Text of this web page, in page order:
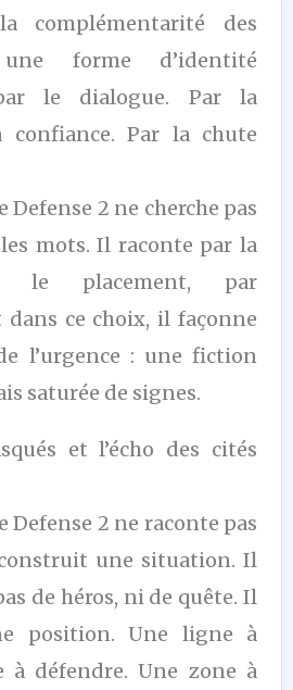
complémentarité des
une forme d’identité
le dialogue. Par la
confiance. Par la chute
2 ne cherche pas
mots. Il raconte par la
le placement, par
dans ce choix, il façonne
l’urgence : une fiction
saturée de signes.
et l’écho des cités
2 ne raconte pas
une situation. Il
de héros, ni de quête. Il
position. Une ligne à
à défendre. Une zone à